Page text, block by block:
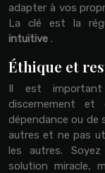
adapter à vos
La clé est la
intuitive .
Éthique et
Il est important
discernement
dépendance ou de
autres et ne pas
les autres.
solution miracle,